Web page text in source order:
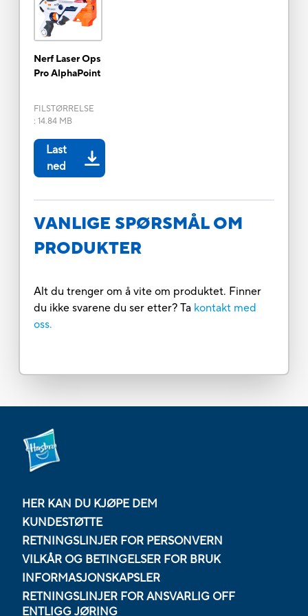
Nerf Laser Ops
Pro AlphaPoint
FILSTØRRELSE
: 14.84 MB
Last
ned
VANLIGE SPØRSMÅL OM
PRODUKTER
Alt du trenger om å vite om produktet. Finner
du ikke svarene du ser etter? Ta kontakt med
oss.
HER KAN DU KJØPE DEM
KUNDESTØTTE
RETNINGSLINJER FOR PERSONVERN
VILKÅR OG BETINGELSER FOR BRUK
INFORMASJONSKAPSLER
RETNINGSLINJER FOR ANSVARLIG OFF
ENTLIGG JØRING